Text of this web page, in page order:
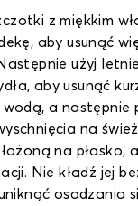
z miękkim
aby usunąć
użyj
aby usunąć
wodą, a następnie
na
na płasko,
Nie kładź jej
osadzania